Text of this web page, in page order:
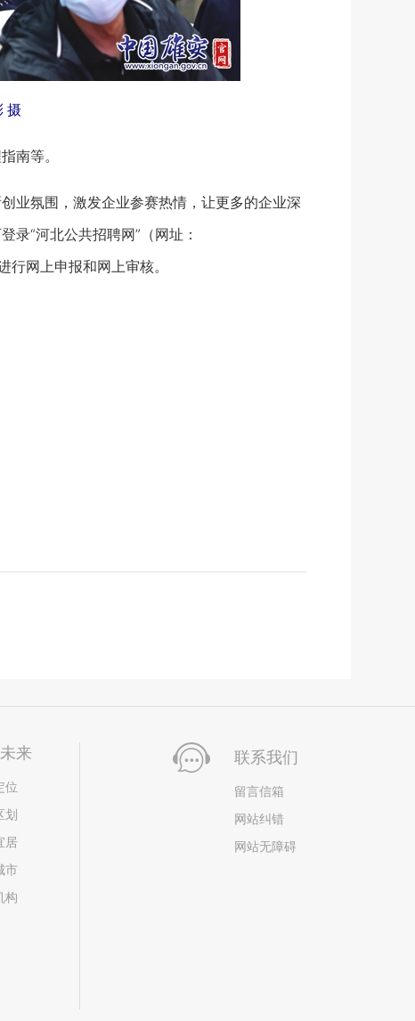
摄
南等。
氛围，激发企业参赛热情，让更多的企业深
录“河北公共招聘网”（网址：
网上申报和网上审核。
来
位
划
居
市
构
联系我们
留言信箱
网站纠错
网站无障碍